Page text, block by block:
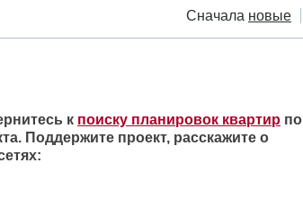
Сначала новые
к поиску планировок квартир по
Поддержите проект, расскажите о